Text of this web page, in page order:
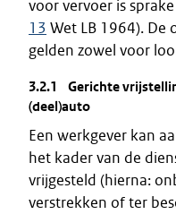
voor vervoer is
13 Wet LB 1964). De
gelden zowel voor
3.2.1 Gerichte
(deel)auto
Een werkgever kan
het kader van de
vrijgesteld (hierna:
verstrekken of ter